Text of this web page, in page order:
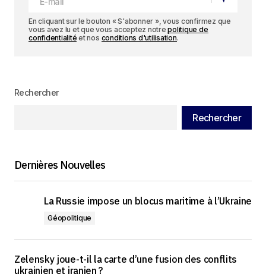
En cliquant sur le bouton « S'abonner », vous confirmez que
vous avez lu et que vous acceptez notrepolitique de
confidentialité et nos conditions d'utilisation.
Rechercher
Rechercher
Dernières Nouvelles
La Russie impose un blocus maritime à l’Ukraine
Géopolitique
Zelensky joue-t-il la carte d’une fusion des conflits
ukrainien et iranien ?